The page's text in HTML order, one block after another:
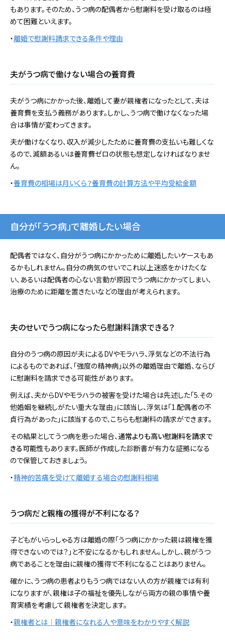
もあります。そのため、うつ病の配偶者から慰謝料を受け取るのは極
めて困難といえます。
・離婚で慰謝料請求できる条件や理由
夫がうつ病で働けない場合の養育費
夫がうつ病にかかった後、離婚して妻が親権者になったとして、夫は
養育費を支払う義務があります。しかし、うつ病で働けなくなった場
合は事情が変わってきます。
夫が働けなくなり、収入が減少したために養育費の支払いも難しくな
るので、減額あるいは養育費ゼロの状態も想定しなければなりませ
ん。
・養育費の相場は月いくら？養育費の計算方法や平均受給金額
自分が「うつ病」で離婚したい場合
配偶者ではなく、自分がうつ病にかかっために離婚したいケースもあ
るかもしれません。自分の病気のせいでこれ以上迷惑をかけたくな
い、あるいは配偶者の心ない言動が原因でうつ病にかかってしまい、
治療のために距離を置きたいなどの理由が考えられます。
夫のせいでうつ病になったら慰謝料請求できる？
自分のうつ病の原因が夫によるDVやモラハラ、浮気などの不法行為
によるものであれば、「強度の精神病」以外の離婚理由で離婚、ならび
に慰謝料を請求できる可能性があります。
例えば、夫からDVやモラハラの被害を受けた場合は先述した「5.その
他婚姻を継続しがたい重大な理由」に該当し、浮気は「1.配偶者の不
貞行為があった」に該当するので、こちらも慰謝料の請求ができます。
その結果としてうつ病を患った場合、 通常よりも高い慰謝料を請求で
きる可能性もあります。医師が作成した診断書が有力な証拠になる
ので保管しておきましょう。
・精神的苦痛を受けて離婚する場合の慰謝料相場
うつ病だと親権の獲得が不利になる？
子どもがいらっしゃる方は離婚の際「うつ病にかかった親は親権を獲
得できないのでは？」と不安になるかもしれません。しかし、親がうつ
病であることを理由に親権の獲得で不利になることはありません。
確かに、うつ病の患者よりもうつ病ではない人の方が親権では有利
になりますが、親権は子の福祉を優先しながら両方の親の事情や養
育実績を考慮して親権者を決定します。
・親権者とは｜親権者になれる人や意味をわかりやすく解説